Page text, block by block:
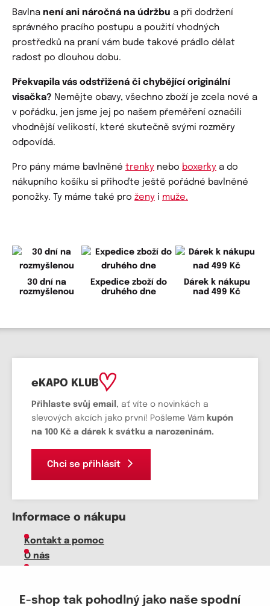
E-shop tak pohodlný jako naše spodní
Bavlna není ani náročná na údržbu a při dodržení
správného pracího postupu a použití vhodných
prostředků na praní vám bude takové prádlo dělat
radost po dlouhou dobu.
Překvapila vás odstřižená či chybějící originální
visačka? Nemějte obavy, všechno zboží je zcela nové a
v pořádku, jen jsme jej po našem přeměření označili
vhodnější velikostí, které skutečně svými rozměry
odpovídá.
Pro pány máme bavlněné trenky nebo boxerky a do
nákupního košíku si přihoďte ještě pořádné bavlněné
ponožky. Ty máme také pro ženy i muže.
30 dní na
rozmyšlenou
Expedice zboží do
druhého dne
Dárek k nákupu
nad 499 Kč
eKAPO KLUB
Přihlaste svůj email , ať víte o novinkách a
slevových akcích jako první! Pošleme Vám kupón
na 100 Kč a dárek k svátku a narozeninám.
Chci se přihlásit
Informace o nákupu
Kontakt a pomoc
O nás
Velkoobchod